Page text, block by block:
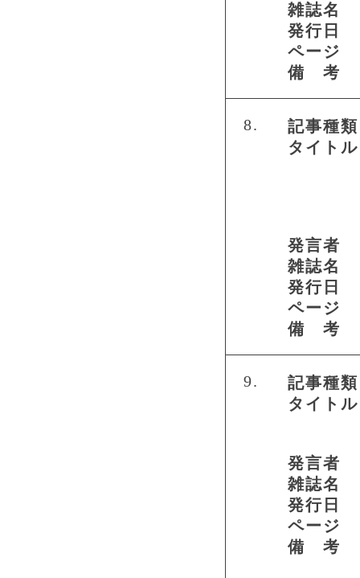
雑誌名
発行日
ページ
備 考
8.
記事種類
タイトル
発言者
雑誌名
発行日
ページ
備 考
9.
記事種類
タイトル
発言者
雑誌名
発行日
ページ
備 考